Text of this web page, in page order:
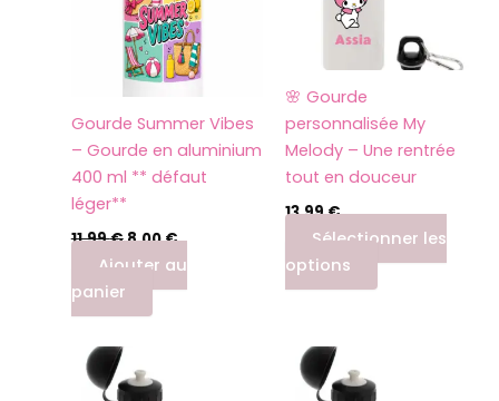
Gourde Summer Vibes
– Gourde en aluminium
400 ml ** défaut
léger**
11,99€8,00€
Ajouter au
panier
🌸 Gourde
personnalisée My
Melody – Une rentrée
tout en douceur
13,99€
Sélectionner les
options